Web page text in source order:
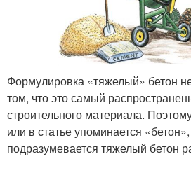
Формулировка «тяжелый» бетон
том, что это самый
строительного материала.
или в статье упоминается
подразумевается тяжелый бетон